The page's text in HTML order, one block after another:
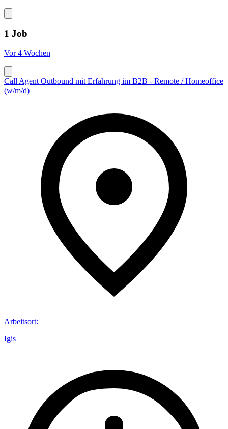
1 Job
Vor 4 Wochen
Call Agent Outbound mit Erfahrung im B2B - Remote / Homeoffice
(w/m/d)
Arbeitsort:
Igis